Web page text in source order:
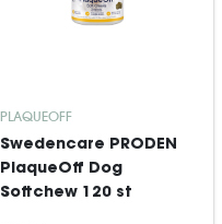
PLAQUEOFF
Swedencare PRODEN
PlaqueOff Dog
Softchew 120 st